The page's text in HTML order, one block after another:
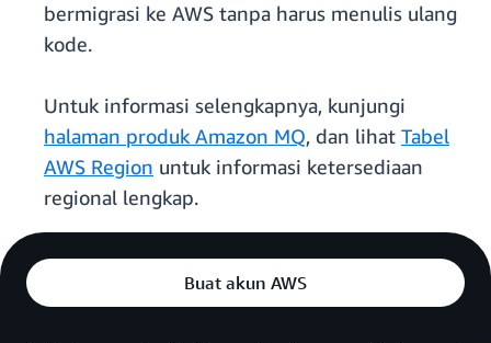
bermigrasi ke AWS tanpa harus menulis ulang
kode.
Untuk informasi selengkapnya, kunjungi
halaman produk Amazon MQ, dan lihat Tabel
AWS Region untuk informasi ketersediaan
regional lengkap.
Buat akun AWS